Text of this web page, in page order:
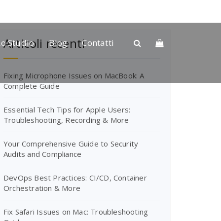
Studio Blog Contatti
Articoli recenti
Fixing Microphone Issues on MacBook: A
Complete Guide
Essential Tech Tips for Apple Users:
Troubleshooting, Recording & More
Your Comprehensive Guide to Security
Audits and Compliance
DevOps Best Practices: CI/CD, Container
Orchestration & More
Fix Safari Issues on Mac: Troubleshooting